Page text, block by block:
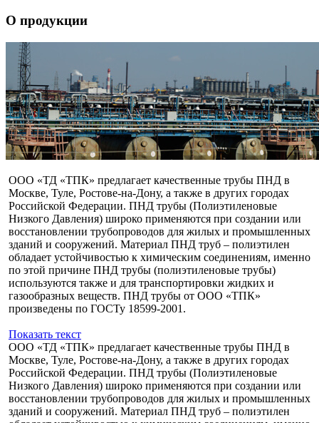
О продукции
ООО «ТД «ТПК» предлагает качественные трубы ПНД в
Москве, Туле, Ростове-на-Дону, а также в других городах
Российской Федерации. ПНД трубы (Полиэтиленовые
Низкого Давления) широко применяются при создании или
восстановлении трубопроводов для жилых и промышленных
зданий и сооружений. Материал ПНД труб – полиэтилен
обладает устойчивостью к химическим соединениям, именно
по этой причине ПНД трубы (полиэтиленовые трубы)
используются также и для транспортировки жидких и
газообразных веществ. ПНД трубы от ООО «ТПК»
произведены по ГОСТу 18599-2001.
Показать текст
ООО «ТД «ТПК» предлагает качественные трубы ПНД в
Москве, Туле, Ростове-на-Дону, а также в других городах
Российской Федерации. ПНД трубы (Полиэтиленовые
Низкого Давления) широко применяются при создании или
восстановлении трубопроводов для жилых и промышленных
зданий и сооружений. Материал ПНД труб – полиэтилен